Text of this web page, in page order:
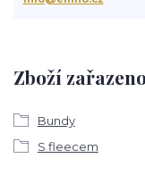
Zboží
Bundy
S fleecem